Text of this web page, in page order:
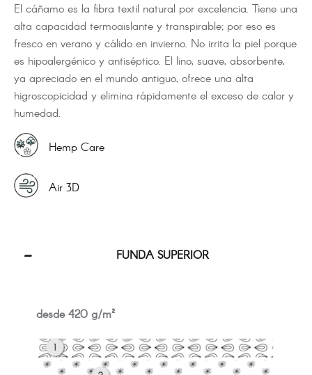
El cáñamo es la fibra textil natural por excelencia. Tiene una
alta capacidad termoaislante y transpirable; por eso es
fresco en verano y cálido en invierno. No irrita la piel porque
es hipoalergénico y antiséptico. El lino, suave, absorbente,
ya apreciado en el mundo antiguo, ofrece una alta
higroscopicidad y elimina rápidamente el exceso de calor y
humedad.
Hemp Care
Air 3D
FUNDA SUPERIOR
desde 420 g/m²